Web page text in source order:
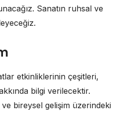
Sanatın ruhsal ve
etkinliklerinin çeşitleri,
bilgi verilecektir.
bireysel gelişim üzerindeki